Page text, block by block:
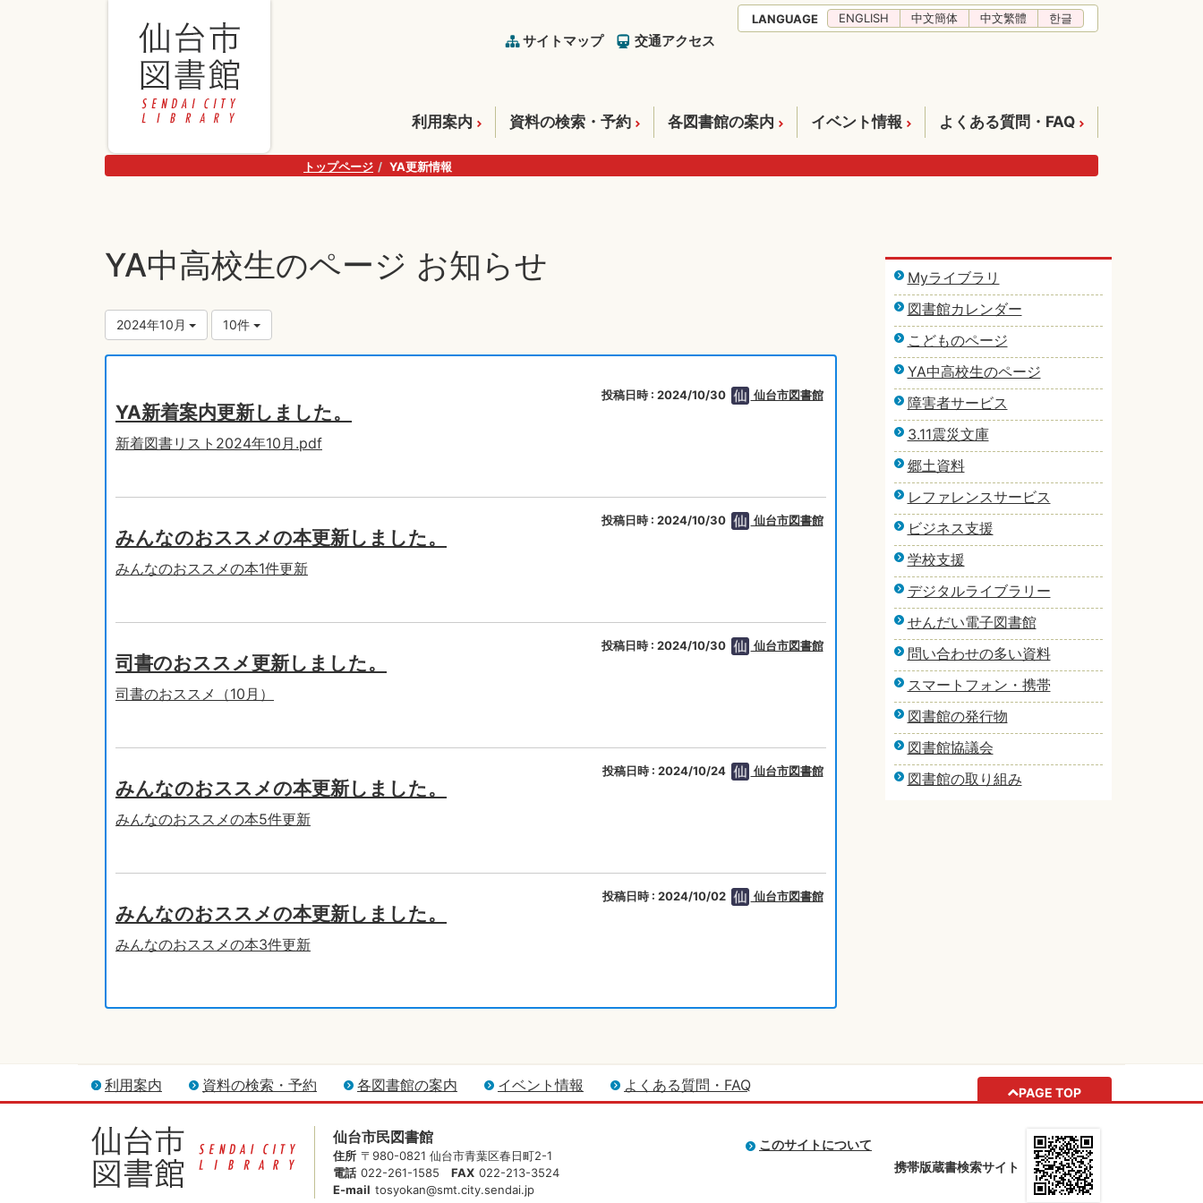
サイトマップ 交通アクセス
LANGUAGE ENGLISH 中文簡体 中文繁體 한글
利用案内 資料の検索・予約 各図書館の案内 イベント情報 よくある質問・FAQ
トップページ YA更新情報
YA中高校生のページ お知らせ
2024年10月 10件
YA新着案内更新しました。
投稿日時 : 2024/10/30 仙台市図書館
新着図書リスト2024年10月.pdf
みんなのおススメの本更新しました。
投稿日時 : 2024/10/30 仙台市図書館
みんなのおススメの本1件更新
司書のおススメ更新しました。
投稿日時 : 2024/10/30 仙台市図書館
司書のおススメ（10月）
みんなのおススメの本更新しました。
投稿日時 : 2024/10/24 仙台市図書館
みんなのおススメの本5件更新
みんなのおススメの本更新しました。
投稿日時 : 2024/10/02 仙台市図書館
みんなのおススメの本3件更新
Myライブラリ
図書館カレンダー
こどものページ
YA中高校生のページ
障害者サービス
3.11震災文庫
郷土資料
レファレンスサービス
ビジネス支援
学校支援
デジタルライブラリー
せんだい電子図書館
問い合わせの多い資料
スマートフォン・携帯
図書館の発行物
図書館協議会
図書館の取り組み
利用案内 資料の検索・予約 各図書館の案内 イベント情報 よくある質問・FAQ PAGE TOP
仙台市民図書館
住所 〒980-0821 仙台市青葉区春日町2-1
電話 022-261-1585 FAX 022-213-3524
E-mail tosyokan@smt.city.sendai.jp
このサイトについて
携帯版蔵書検索サイト